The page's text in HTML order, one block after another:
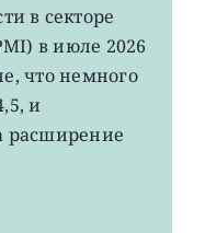
Индекс
деловой
активности
в
США
в секторе
в июле 2026
что немного
и
расширение